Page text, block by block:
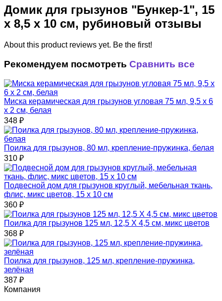
Домик для грызунов "Бункер-1", 15
х 8,5 х 10 см, рубиновый отзывы
About this product reviews yet. Be the first!
Рекомендуем посмотреть Сравнить все
Миска керамическая для грызунов угловая 75 мл, 9,5 х 6
х 2 см, белая
348 ₽
Поилка для грызунов, 80 мл, крепление-пружинка, белая
310 ₽
Подвесной дом для грызунов круглый, мебельная ткань,
флис, микс цветов, 15 х 10 см
360 ₽
Поилка для грызунов 125 мл, 12,5 Х 4,5 см, микс цветов
368 ₽
Поилка для грызунов, 125 мл, крепление-пружинка,
зелёная
387 ₽
Компания